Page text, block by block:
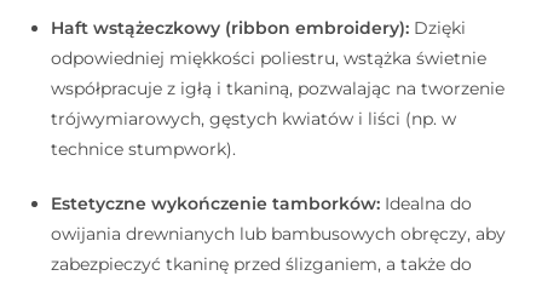
Haft wstążeczkowy (ribbon embroidery): Dzięki
odpowiedniej miękkości poliestru, wstążka świetnie
współpracuje z igłą i tkaniną, pozwalając na tworzenie
trójwymiarowych, gęstych kwiatów i liści (np. w
technice stumpwork).
Estetyczne wykończenie tamborków: Idealna do
owijania drewnianych lub bambusowych obręczy, aby
zabezpieczyć tkaninę przed ślizganiem, a także do